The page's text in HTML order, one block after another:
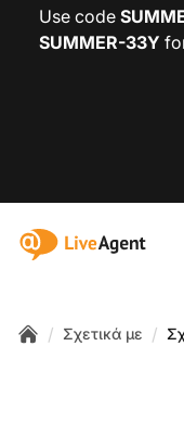
Use code
SUMMER-33Y
:site.title
/ Σχετικά με /